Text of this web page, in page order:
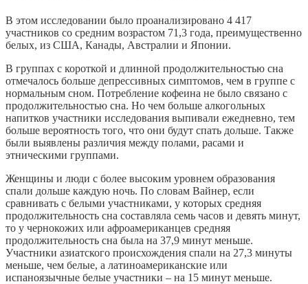
В этом исследовании было проанализировано 4 417
участников со средним возрастом 71,3 года, преимущественно
белых, из США, Канады, Австралии и Японии.
В группах с короткой и длинной продолжительностью сна
отмечалось больше депрессивных симптомов, чем в группе с
нормальным сном. Потребление кофеина не было связано с
продолжительностью сна. Но чем больше алкогольных
напитков участники исследования выпивали ежедневно, тем
больше вероятность того, что они будут спать дольше. Также
были выявлены различия между полами, расами и
этническими группами.
Женщины и люди с более высоким уровнем образования
спали дольше каждую ночь. По словам Вайнер, если
сравнивать с белыми участниками, у которых средняя
продолжительность сна составляла семь часов и девять минут,
то у чернокожих или афроамериканцев средняя
продолжительность сна была на 37,9 минут меньше.
Участники азиатского происхождения спали на 27,3 минуты
меньше, чем белые, а латиноамериканские или
испаноязычные белые участники – на 15 минут меньше.